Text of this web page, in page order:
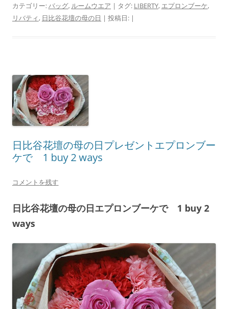
カテゴリー: バッグ, ルームウエア | タグ: LIBERTY, エプロンブーケ,
リバティ, 日比谷花壇の母の日 | 投稿日: |
日比谷花壇の母の日プレゼントエプロンブー
ケで 1 buy 2 ways
コメントを残す
日比谷花壇の母の日エプロンブーケで 1 buy 2
ways